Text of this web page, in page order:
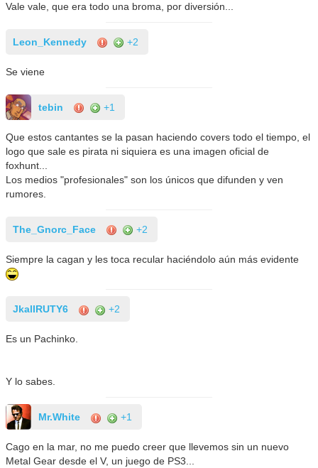
Vale vale, que era todo una broma, por diversión...
Leon_Kennedy +2
Se viene
tebin +1
Que estos cantantes se la pasan haciendo covers todo el tiempo, el
logo que sale es pirata ni siquiera es una imagen oficial de
foxhunt...
Los medios "profesionales" son los únicos que difunden y ven
rumores.
The_Gnorc_Face +2
Siempre la cagan y les toca recular haciéndolo aún más evidente
JkalIRUTY6 +2
Es un Pachinko.
Y lo sabes.
Mr.White +1
Cago en la mar, no me puedo creer que llevemos sin un nuevo
Metal Gear desde el V, un juego de PS3...